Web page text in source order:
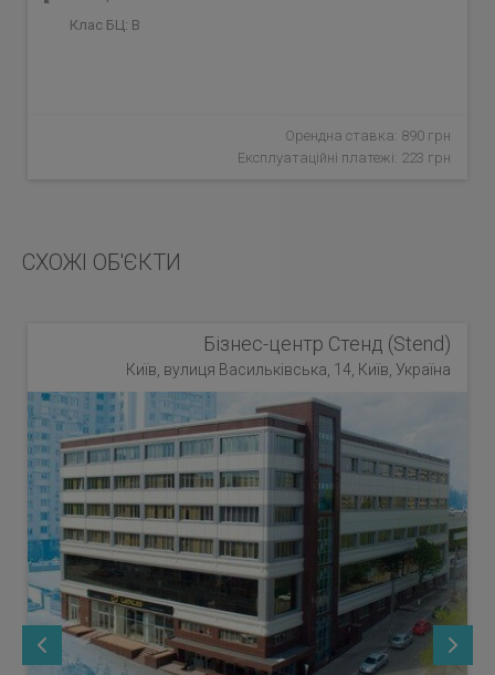
Клас БЦ: B
Орендна ставка: 890 грн
Експлуатаційні платежі: 223 грн
СХОЖІ ОБ'ЄКТИ
Бізнес-центр Стенд (Stend)
Київ, вулиця Васильківська, 14, Київ, Україна